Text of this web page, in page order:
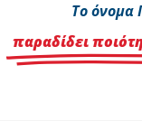
Το
παραδίδει